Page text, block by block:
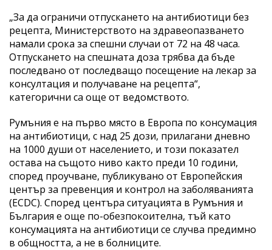
„За да ограничи отпускането на антибиотици без
рецепта, Министерството на здравеопазването
намали срока за спешни случаи от 72 на 48 часа.
Отпускането на спешната доза трябва да бъде
последвано от последващо посещение на лекар за
консултация и получаване на рецепта“,
категорични са още от ведомството.
Румъния е на първо място в Европа по консумация
на антибиотици, с над 25 дози, прилагани дневно
на 1000 души от населението, и този показател
остава на същото ниво както преди 10 години,
според проучване, публикувано от Европейския
център за превенция и контрол на заболяванията
(ECDC). Според центъра ситуацията в Румъния и
България е още по-обезпокоителна, тъй като
консумацията на антибиотици се случва предимно
в общността, а не в болниците.